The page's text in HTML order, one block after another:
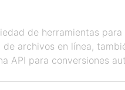
de herramientas
archivos en línea,
API para conversiones